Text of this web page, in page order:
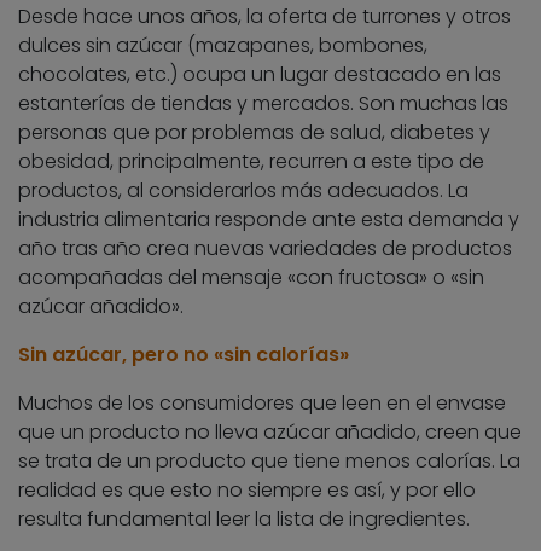
Desde hace unos años, la oferta de turrones y otros
dulces sin azúcar (mazapanes, bombones,
chocolates, etc.) ocupa un lugar destacado en las
estanterías de tiendas y mercados. Son muchas las
personas que por problemas de salud, diabetes y
obesidad, principalmente, recurren a este tipo de
productos, al considerarlos más adecuados. La
industria alimentaria responde ante esta demanda y
año tras año crea nuevas variedades de productos
acompañadas del mensaje «con fructosa» o «sin
azúcar añadido».
Sin azúcar, pero no «sin calorías»
Muchos de los consumidores que leen en el envase
que un producto no lleva azúcar añadido, creen que
se trata de un producto que tiene menos calorías. La
realidad es que esto no siempre es así, y por ello
resulta fundamental leer la lista de ingredientes.